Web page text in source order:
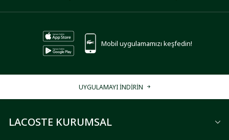
Mobil uygulamamızı keşfedin!
UYGULAMAYI İNDİRİN
LACOSTE KURUMSAL